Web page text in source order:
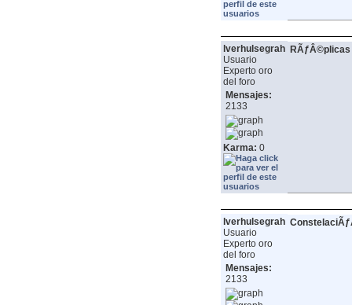
lverhulsegrah
Usuario
Experto oro
del foro
Mensajes:
2133
Karma: 0
lverhulsegrah
Usuario
Experto oro
del foro
Mensajes:
2133